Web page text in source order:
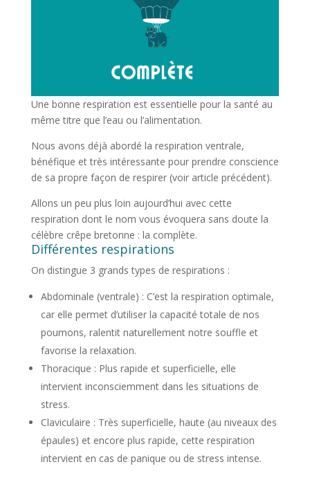
Une bonne respiration est essentielle pour la santé au
même titre que l’eau ou l’alimentation.
Nous avons déjà abordé la respiration ventrale,
bénéfique et très intéressante pour prendre conscience
de sa propre façon de respirer (voir article précédent).
Allons un peu plus loin aujourd’hui avec cette
respiration dont le nom vous évoquera sans doute la
célèbre crêpe bretonne : la complète.
Différentes respirations
On distingue 3 grands types de respirations :
Abdominale (ventrale) : C’est la respiration optimale,
car elle permet d’utiliser la capacité totale de nos
poumons, ralentit naturellement notre souffle et
favorise la relaxation.
Thoracique : Plus rapide et superficielle, elle
intervient inconsciemment dans les situations de
stress.
Claviculaire : Très superficielle, haute (au niveaux des
épaules) et encore plus rapide, cette respiration
intervient en cas de panique ou de stress intense.